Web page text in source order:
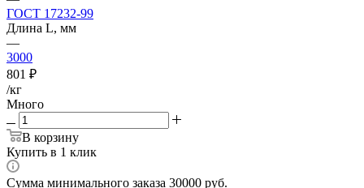
ГОСТ 17232-99
Длина L, мм
—
3000
801 ₽
/кг
Много
В корзину
Купить в 1 клик
Сумма минимального заказа 30000 руб.